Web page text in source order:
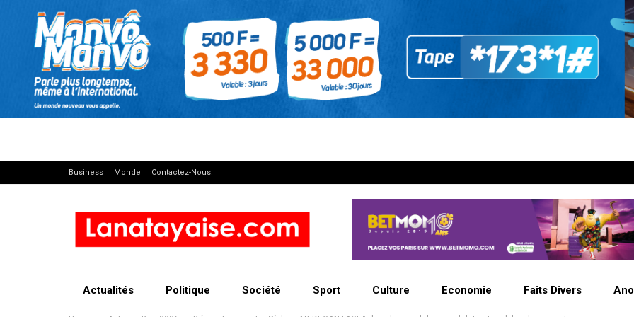
Business Monde Contactez-Nous!
Actualités Politique Société Sport Culture Economie Faits Divers